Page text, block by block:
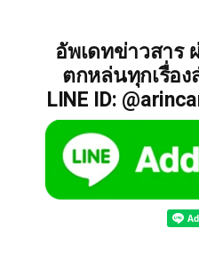
อัพเดทข่าวสาร
ตกหล่นทุกเรื่อ
LINE ID: